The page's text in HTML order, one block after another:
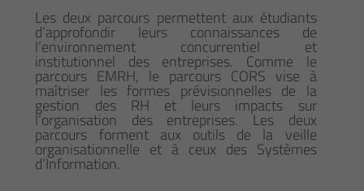
Les deux parcours permettent aux étudiants
d’approfondir leurs connaissances de
l’environnement concurrentiel et
institutionnel des entreprises. Comme le
parcours EMRH, le parcours CORS vise à
maîtriser les formes prévisionnelles de la
gestion des RH et leurs impacts sur
l’organisation des entreprises. Les deux
parcours forment aux outils de la veille
organisationnelle et à ceux des Systèmes
d’Information.